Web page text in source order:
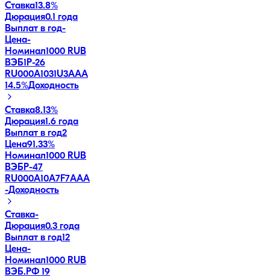
Ставка13.8%
Дюрация0.1 года
Выплат в год-
Цена-
Номинал1000 RUB
ВЭБ1P-26
RU000A1031U3AAA
14.5%Доходность
Ставка8.13%
Дюрация1.6 года
Выплат в год2
Цена91.33%
Номинал1000 RUB
ВЭБP-47
RU000A10A7F7AAA
-Доходность
Ставка-
Дюрация0.3 года
Выплат в год12
Цена-
Номинал1000 RUB
ВЭБ.РФ 19